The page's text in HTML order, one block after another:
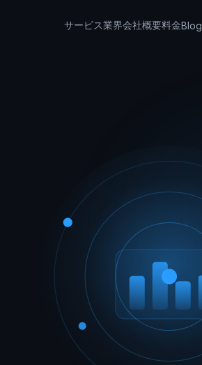
サービス業界会社概要料金Blog